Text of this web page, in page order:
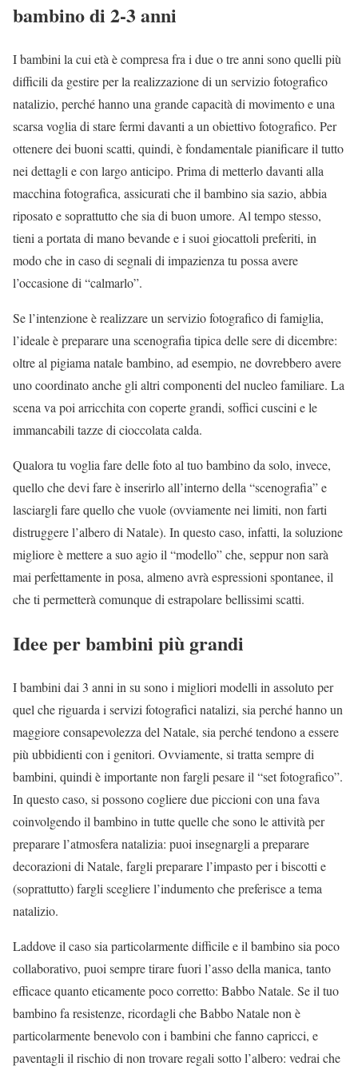
bambino di 2-3 anni
I bambini la cui età è compresa fra i due o tre anni sono quelli più
difficili da gestire per la realizzazione di un servizio fotografico
natalizio, perché hanno una grande capacità di movimento e una
scarsa voglia di stare fermi davanti a un obiettivo fotografico. Per
ottenere dei buoni scatti, quindi, è fondamentale pianificare il tutto
nei dettagli e con largo anticipo. Prima di metterlo davanti alla
macchina fotografica, assicurati che il bambino sia sazio, abbia
riposato e soprattutto che sia di buon umore. Al tempo stesso,
tieni a portata di mano bevande e i suoi giocattoli preferiti, in
modo che in caso di segnali di impazienza tu possa avere
l’occasione di “calmarlo”.
Se l’intenzione è realizzare un servizio fotografico di famiglia,
l’ideale è preparare una scenografia tipica delle sere di dicembre:
oltre al pigiama natale bambino, ad esempio, ne dovrebbero avere
uno coordinato anche gli altri componenti del nucleo familiare. La
scena va poi arricchita con coperte grandi, soffici cuscini e le
immancabili tazze di cioccolata calda.
Qualora tu voglia fare delle foto al tuo bambino da solo, invece,
quello che devi fare è inserirlo all’interno della “scenografia” e
lasciargli fare quello che vuole (ovviamente nei limiti, non farti
distruggere l’albero di Natale). In questo caso, infatti, la soluzione
migliore è mettere a suo agio il “modello” che, seppur non sarà
mai perfettamente in posa, almeno avrà espressioni spontanee, il
che ti permetterà comunque di estrapolare bellissimi scatti.
Idee per bambini più grandi
I bambini dai 3 anni in su sono i migliori modelli in assoluto per
quel che riguarda i servizi fotografici natalizi, sia perché hanno un
maggiore consapevolezza del Natale, sia perché tendono a essere
più ubbidienti con i genitori. Ovviamente, si tratta sempre di
bambini, quindi è importante non fargli pesare il “set fotografico”.
In questo caso, si possono cogliere due piccioni con una fava
coinvolgendo il bambino in tutte quelle che sono le attività per
preparare l’atmosfera natalizia: puoi insegnargli a preparare
decorazioni di Natale, fargli preparare l’impasto per i biscotti e
(soprattutto) fargli scegliere l’indumento che preferisce a tema
natalizio.
Laddove il caso sia particolarmente difficile e il bambino sia poco
collaborativo, puoi sempre tirare fuori l’asso della manica, tanto
efficace quanto eticamente poco corretto: Babbo Natale. Se il tuo
bambino fa resistenze, ricordagli che Babbo Natale non è
particolarmente benevolo con i bambini che fanno capricci, e
paventagli il rischio di non trovare regali sotto l’albero: vedrai che